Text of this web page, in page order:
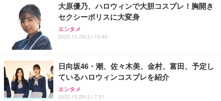
大原優乃、ハロウィンで大胆コスプレ！胸開き
セクシーポリスに大変身
エンタメ
2022.10.29(土) 15:40
日向坂46・潮、佐々⽊美、⾦村、富⽥、予定し
ているハロウィンコスプレを紹介
エンタメ
2022.10.29(土) 7:51